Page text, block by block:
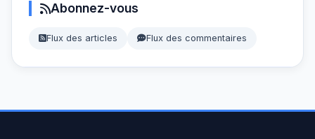
Abonnez-vous
Flux des articles Flux des commentaires